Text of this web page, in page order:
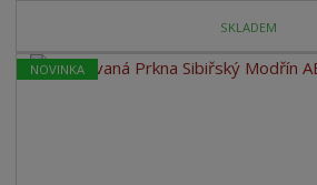
SKLADEM
NOVINKA